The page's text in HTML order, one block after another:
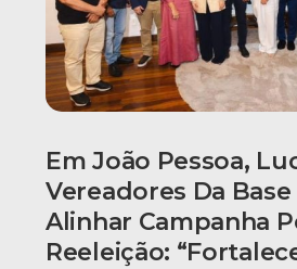
Em João Pessoa,
Vereadores Da Base
Alinhar Campanha
Reeleição: